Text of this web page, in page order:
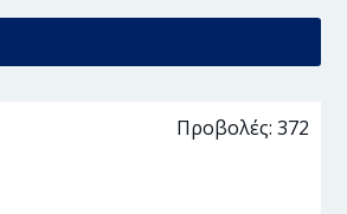
Προβολές: 372